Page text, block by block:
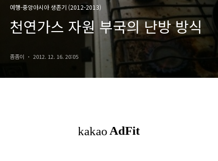
여행-중앙아시아 생존기 (2012-2013)
천연가스 자원 부국의 난방 방식
좀좀이 2012. 12. 16. 20:05